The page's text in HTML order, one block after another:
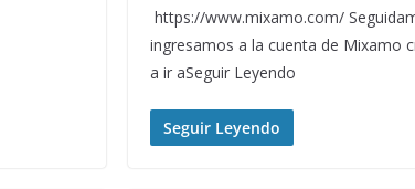
https://www.mixamo.com/
ingresamos a la cuenta de Mixamo
a ir aSeguir Leyendo
Seguir Leyendo